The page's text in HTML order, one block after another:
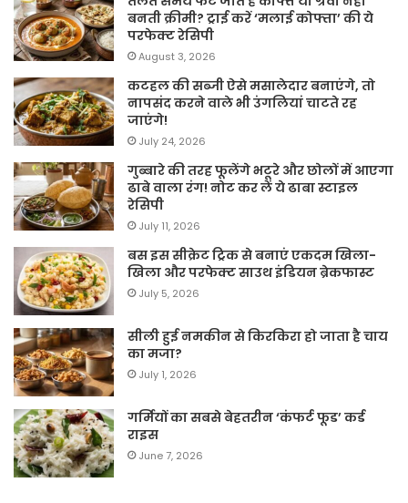
बनती क्रीमी? ट्राई करें ‘मलाई कोफ्ता’ की ये
परफेक्ट रेसिपी
August 3, 2026
कटहल की सब्जी ऐसे मसालेदार बनाएंगे, तो
नापसंद करने वाले भी उंगलियां चाटते रह
जाएंगे!
July 24, 2026
गुब्बारे की तरह फूलेंगे भटूरे और छोलों में आएगा
ढाबे वाला रंग! नोट कर लें ये ढाबा स्टाइल
रेसिपी
July 11, 2026
बस इस सीक्रेट ट्रिक से बनाएं एकदम खिला-
खिला और परफेक्ट साउथ इंडियन ब्रेकफास्ट
July 5, 2026
सीली हुई नमकीन से किरकिरा हो जाता है चाय
का मजा?
July 1, 2026
गर्मियों का सबसे बेहतरीन ‘कंफर्ट फूड’ कर्ड
राइस
June 7, 2026